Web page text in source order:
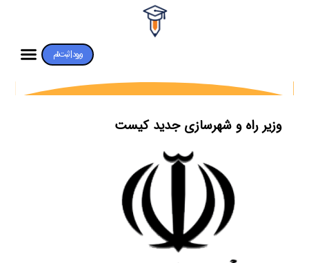
ورود | ثبت‌نام
وزیر راه و شهرسازی جدید کیست